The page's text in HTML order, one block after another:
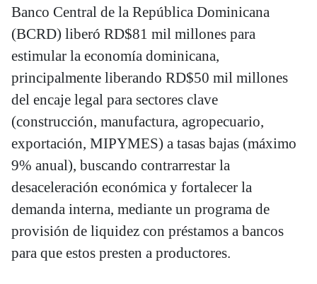
Banco Central de la República Dominicana
(BCRD) liberó RD$81 mil millones para
estimular la economía dominicana,
principalmente liberando RD$50 mil millones
del encaje legal para sectores clave
(construcción, manufactura, agropecuario,
exportación, MIPYMES) a tasas bajas (máximo
9% anual), buscando contrarrestar la
desaceleración económica y fortalecer la
demanda interna, mediante un programa de
provisión de liquidez con préstamos a bancos
para que estos presten a productores.